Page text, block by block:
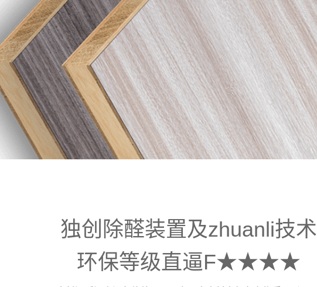
独创除醛装置及zhuanli技术
环保等级直逼F★★★★